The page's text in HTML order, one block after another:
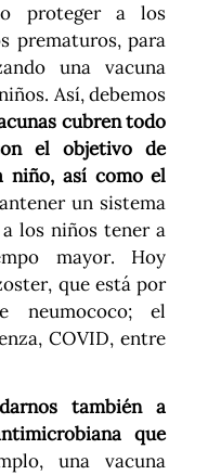
proteger a los
prematuros, para
una vacuna
Así, debemos
cubren todo
el objetivo de
niño, así como el
un sistema
los niños tener a
mayor. Hoy
que está por
neumococo; el
COVID, entre
también a
que
una vacuna